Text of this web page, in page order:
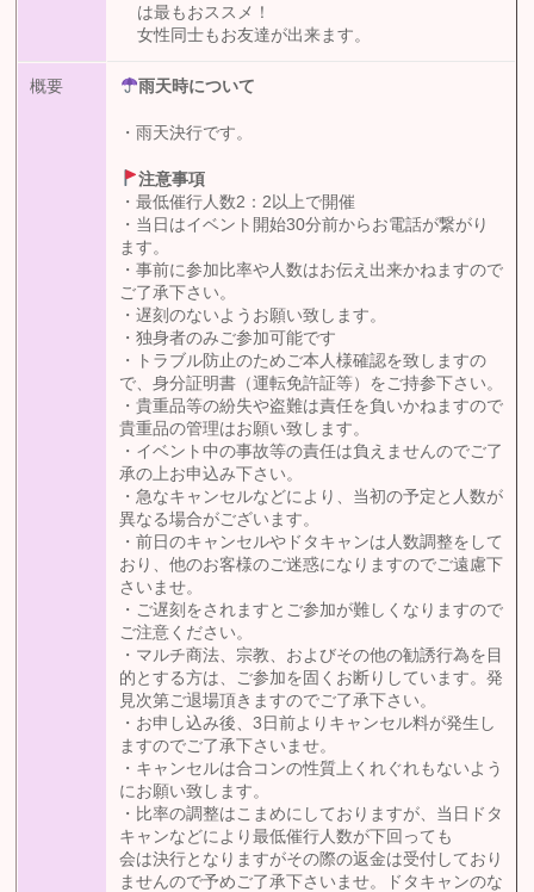
は最もおススメ！
女性同士もお友達が出来ます。
概要 雨天時について
・雨天決行です。
注意事項
・最低催行人数2：2以上で開催
・当日はイベント開始30分前からお電話が繋がり
ます。
・事前に参加比率や人数はお伝え出来かねますので
ご了承下さい。
・遅刻のないようお願い致します。
・独身者のみご参加可能です
・トラブル防止のためご本人様確認を致しますの
で、身分証明書（運転免許証等）をご持参下さい。
・貴重品等の紛失や盗難は責任を負いかねますので
貴重品の管理はお願い致します。
・イベント中の事故等の責任は負えませんのでご了
承の上お申込み下さい。
・急なキャンセルなどにより、当初の予定と人数が
異なる場合がございます。
・前日のキャンセルやドタキャンは人数調整をして
おり、他のお客様のご迷惑になりますのでご遠慮下
さいませ。
・ご遅刻をされますとご参加が難しくなりますので
ご注意ください。
・マルチ商法、宗教、およびその他の勧誘行為を目
的とする方は、ご参加を固くお断りしています。発
見次第ご退場頂きますのでご了承下さい。
・お申し込み後、3日前よりキャンセル料が発生し
ますのでご了承下さいませ。
・キャンセルは合コンの性質上くれぐれもないよう
にお願い致します。
・比率の調整はこまめにしておりますが、当日ドタ
キャンなどにより最低催行人数が下回っても
会は決行となりますがその際の返金は受付しており
ませんので予めご了承下さいませ。ドタキャンのな